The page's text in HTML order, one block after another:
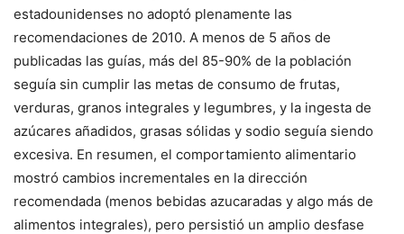
estadounidenses no adoptó plenamente las
recomendaciones de 2010. A menos de 5 años de
publicadas las guías, más del 85-90% de la población
seguía sin cumplir las metas de consumo de frutas,
verduras, granos integrales y legumbres, y la ingesta de
azúcares añadidos, grasas sólidas y sodio seguía siendo
excesiva. En resumen, el comportamiento alimentario
mostró cambios incrementales en la dirección
recomendada (menos bebidas azucaradas y algo más de
alimentos integrales), pero persistió un amplio desfase